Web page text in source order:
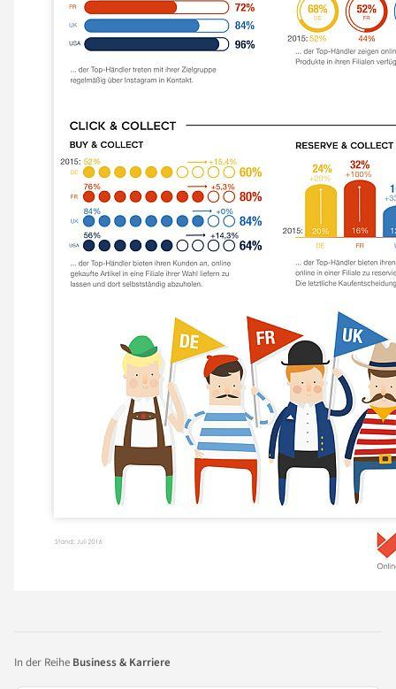
In der Reihe Business & Karriere